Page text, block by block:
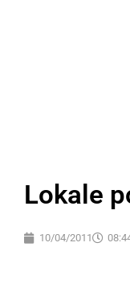
Lokale
10/04/2011